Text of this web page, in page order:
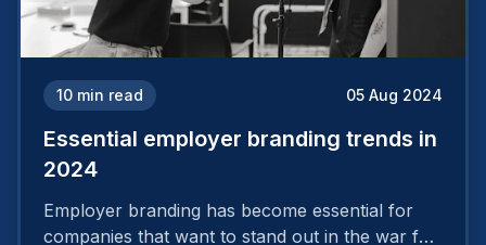
10 min read 05 Aug 2024
Essential employer branding trends in
2024
Employer branding has become essential for
companies that want to stand out in the war for